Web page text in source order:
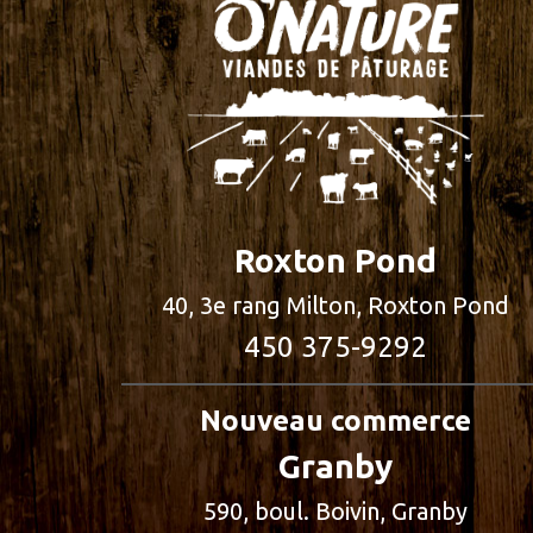
Roxton Pond
40, 3e rang Milton, Roxton Pond
450 375-9292
Nouveau commerce
Granby
590, boul. Boivin, Granby